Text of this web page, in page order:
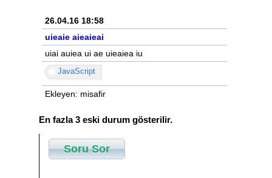
26.04.16 18:58
uieaie aieaieai
uiai auiea ui ae uieaiea iu
JavaScript
Ekleyen: misafir
En fazla 3 eski durum gösterilir.
Soru Sor